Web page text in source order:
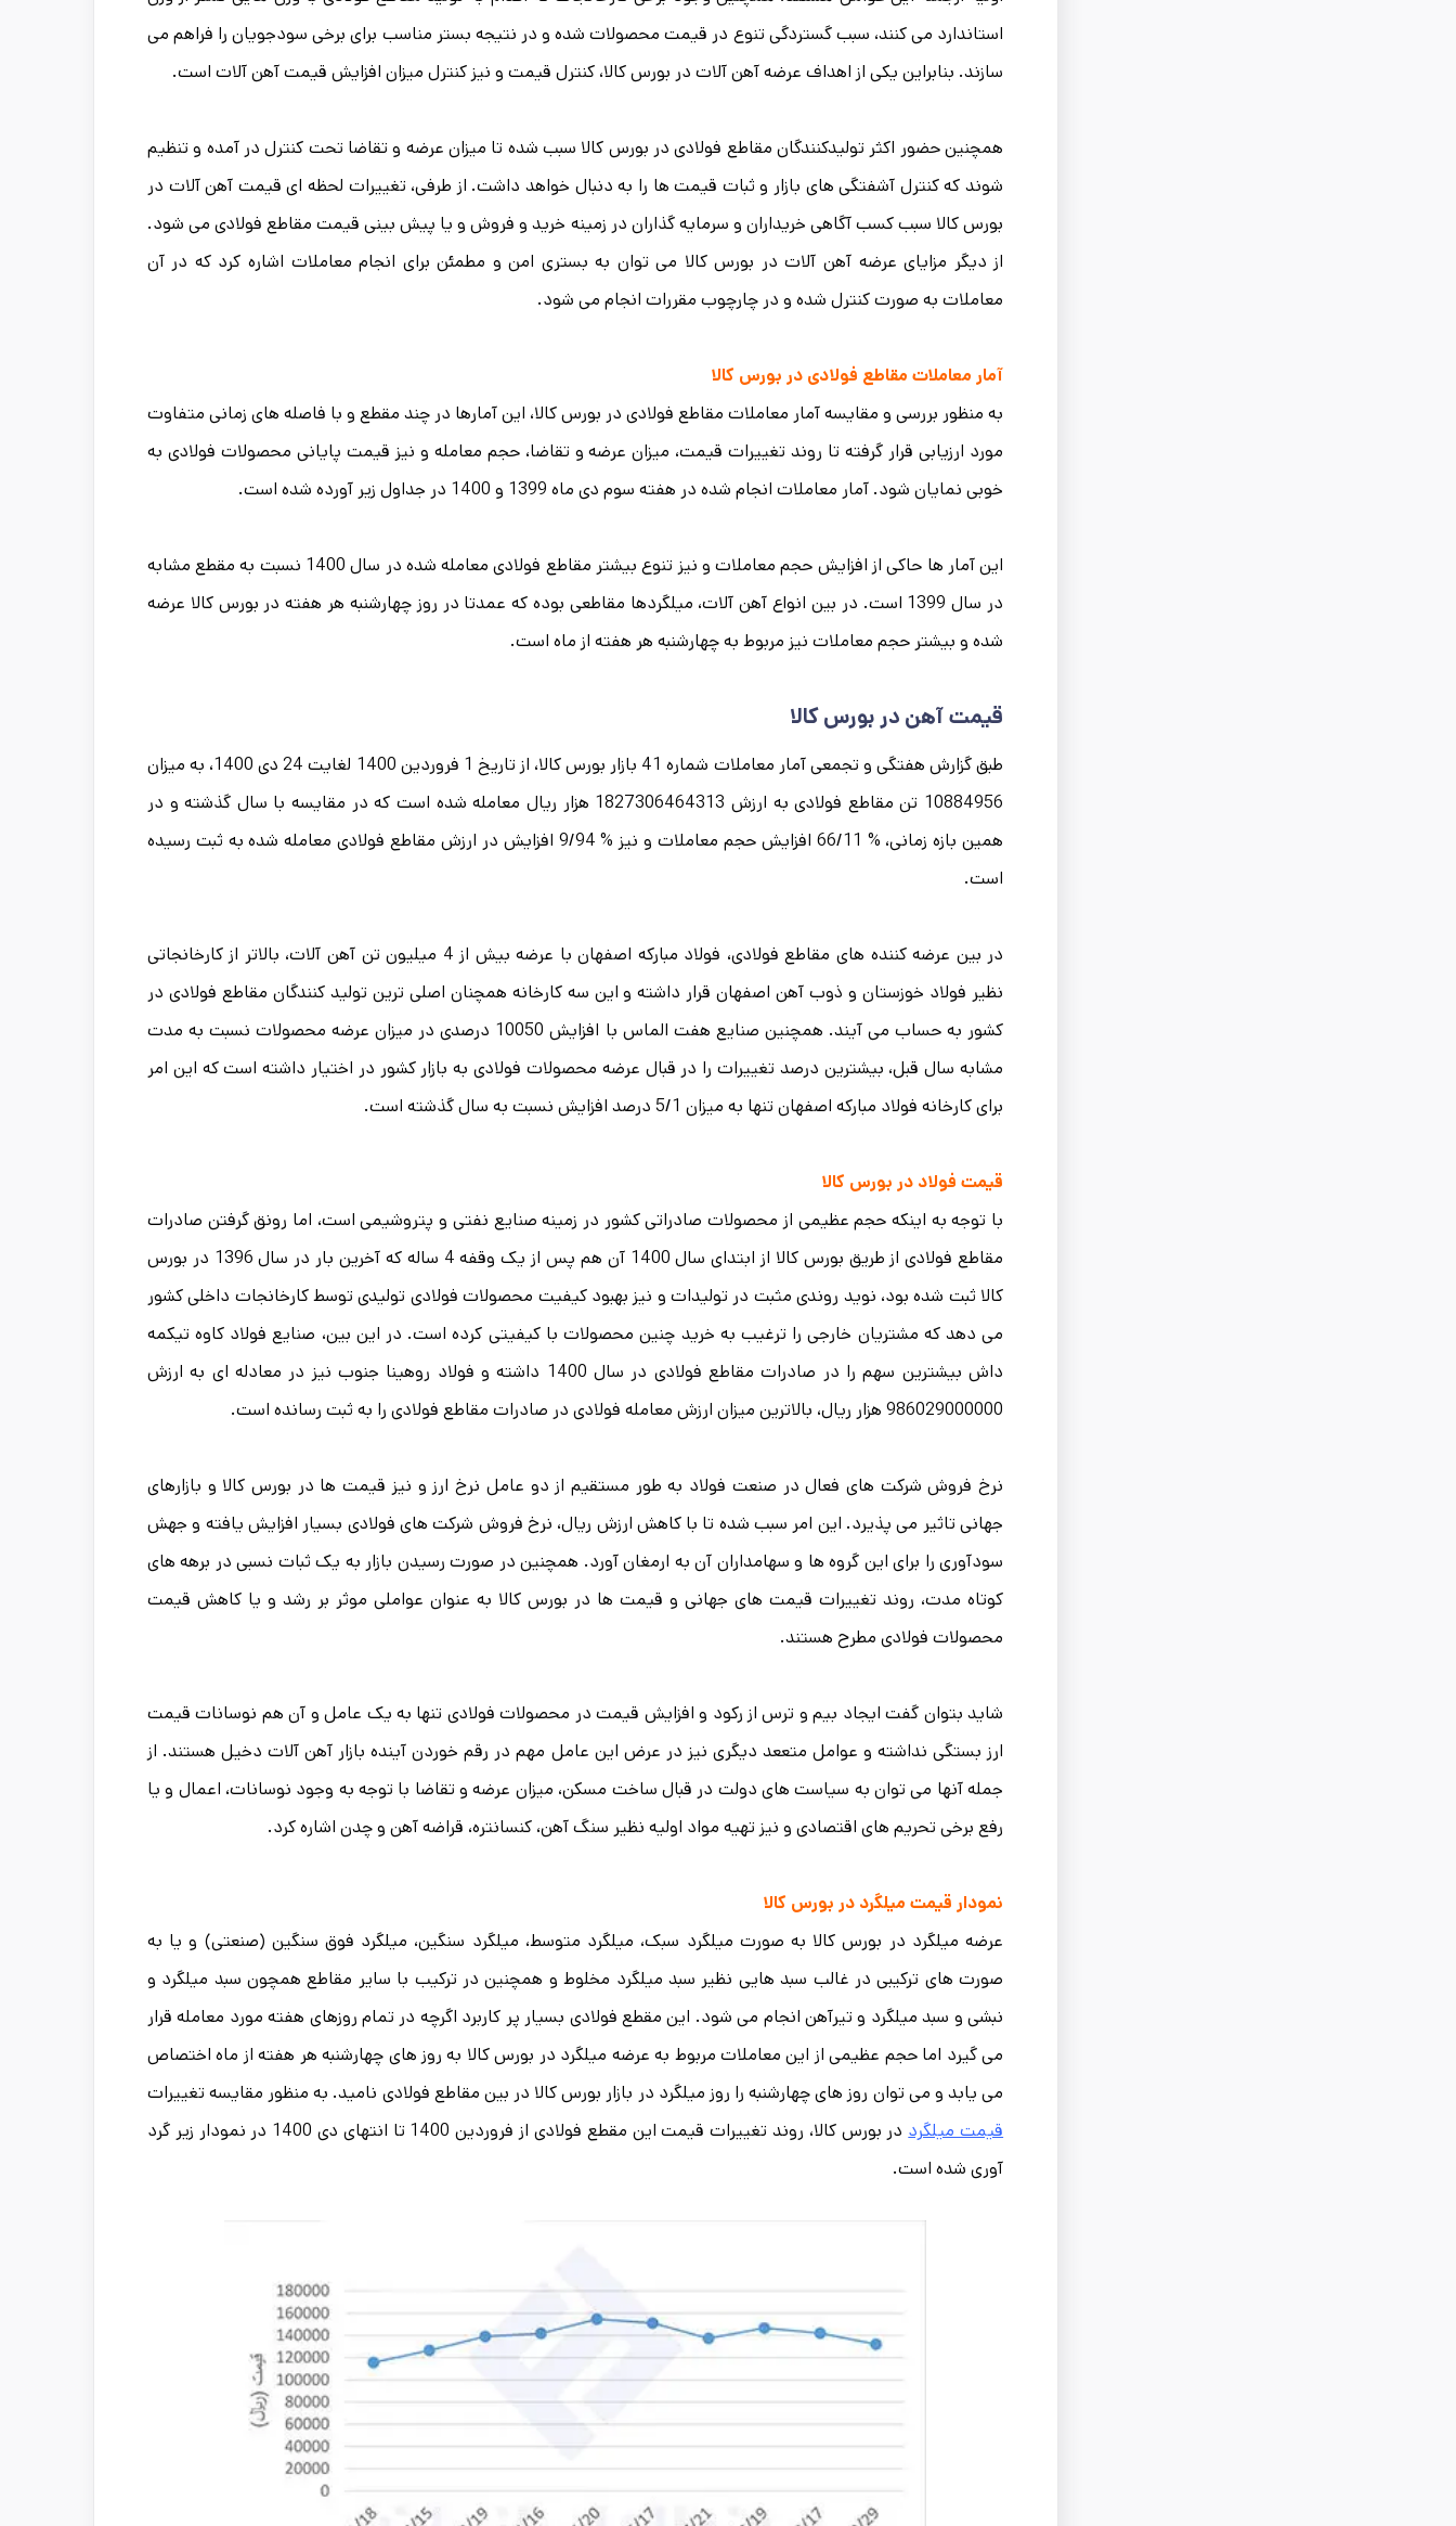
استاندارد می کنند، سبب گستردگی تنوع در قیمت محصولات شده و در نتیجه بستر مناسب برای برخی سودجویان را فراهم می
سازند. بنابراین یکی از اهداف عرضه آهن آلات در بورس کالا، کنترل قیمت و نیز کنترل میزان افزایش قیمت آهن آلات است.
همچنین حضور اکثر تولیدکنندگان مقاطع فولادی در بورس کالا سبب شده تا میزان عرضه و تقاضا تحت کنترل در آمده و تنظیم
شوند که کنترل آشفتگی های بازار و ثبات قیمت ها را به دنبال خواهد داشت. از طرفی، تغییرات لحظه ای قیمت آهن آلات در
بورس کالا سبب کسب آگاهی خریداران و سرمایه گذاران در زمینه خرید و فروش و یا پیش بینی قیمت مقاطع فولادی می شود.
از دیگر مزایای عرضه آهن آلات در بورس کالا می توان به بستری امن و مطمئن برای انجام معاملات اشاره کرد که در آن
معاملات به صورت کنترل شده و در چارچوب مقررات انجام می شود.
آمار معاملات مقاطع فولادی در بورس کالا
به منظور بررسی و مقایسه آمار معاملات مقاطع فولادی در بورس کالا، این آمارها در چند مقطع و با فاصله های زمانی متفاوت
مورد ارزیابی قرار گرفته تا روند تغییرات قیمت، میزان عرضه و تقاضا، حجم معامله و نیز قیمت پایانی محصولات فولادی به
خوبی نمایان شود. آمار معاملات انجام شده در هفته سوم دی ماه 1399 و 1400 در جداول زیر آورده شده است.
این آمار ها حاکی از افزایش حجم معاملات و نیز تنوع بیشتر مقاطع فولادی معامله شده در سال 1400 نسبت به مقطع مشابه
در سال 1399 است. در بین انواع آهن آلات، میلگردها مقاطعی بوده که عمدتا در روز چهارشنبه هر هفته در بورس کالا عرضه
شده و بیشتر حجم معاملات نیز مربوط به چهارشنبه هر هفته از ماه است.
قیمت آهن در بورس کالا
طبق گزارش هفتگی و تجمعی آمار معاملات شماره 41 بازار بورس کالا، از تاریخ 1 فروردین 1400 لغایت 24 دی 1400، به میزان
10884956 تن مقاطع فولادی به ارزش 1827306464313 هزار ریال معامله شده است که در مقایسه با سال گذشته و در
همین بازه زمانی، % 66/11 افزایش حجم معاملات و نیز % 9/94 افزایش در ارزش مقاطع فولادی معامله شده به ثبت رسیده
است.
در بین عرضه کننده های مقاطع فولادی، فولاد مبارکه اصفهان با عرضه بیش از 4 میلیون تن آهن آلات، بالاتر از کارخانجاتی
نظیر فولاد خوزستان و ذوب آهن اصفهان قرار داشته و این سه کارخانه همچنان اصلی ترین تولید کنندگان مقاطع فولادی در
کشور به حساب می آیند. همچنین صنایع هفت الماس با افزایش 10050 درصدی در میزان عرضه محصولات نسبت به مدت
مشابه سال قبل، بیشترین درصد تغییرات را در قبال عرضه محصولات فولادی به بازار کشور در اختیار داشته است که این امر
برای کارخانه فولاد مبارکه اصفهان تنها به میزان 5/1 درصد افزایش نسبت به سال گذشته است.
قیمت فولاد در بورس کالا
با توجه به اینکه حجم عظیمی از محصولات صادراتی کشور در زمینه صنایع نفتی و پتروشیمی است، اما رونق گرفتن صادرات
مقاطع فولادی از طریق بورس کالا از ابتدای سال 1400 آن هم پس از یک وقفه 4 ساله که آخرین بار در سال 1396 در بورس
کالا ثبت شده بود، نوید روندی مثبت در تولیدات و نیز بهبود کیفیت محصولات فولادی تولیدی توسط کارخانجات داخلی کشور
می دهد که مشتریان خارجی را ترغیب به خرید چنین محصولات با کیفیتی کرده است. در این بین، صنایع فولاد کاوه تیکمه
داش بیشترین سهم را در صادرات مقاطع فولادی در سال 1400 داشته و فولاد روهینا جنوب نیز در معادله ای به ارزش
986029000000 هزار ریال، بالاترین میزان ارزش معامله فولادی در صادرات مقاطع فولادی را به ثبت رسانده است.
نرخ فروش شرکت های فعال در صنعت فولاد به طور مستقیم از دو عامل نرخ ارز و نیز قیمت ها در بورس کالا و بازارهای
جهانی تاثیر می پذیرد. این امر سبب شده تا با کاهش ارزش ریال، نرخ فروش شرکت های فولادی بسیار افزایش یافته و جهش
سودآوری را برای این گروه ها و سهامداران آن به ارمغان آورد. همچنین در صورت رسیدن بازار به یک ثبات نسبی در برهه های
کوتاه مدت، روند تغییرات قیمت های جهانی و قیمت ها در بورس کالا به عنوان عواملی موثر بر رشد و یا کاهش قیمت
محصولات فولادی مطرح هستند.
شاید بتوان گفت ایجاد بیم و ترس از رکود و افزایش قیمت در محصولات فولادی تنها به یک عامل و آن هم نوسانات قیمت
ارز بستگی نداشته و عوامل متععد دیگری نیز در عرض این عامل مهم در رقم خوردن آینده بازار آهن آلات دخیل هستند. از
جمله آنها می توان به سیاست های دولت در قبال ساخت مسکن، میزان عرضه و تقاضا با توجه به وجود نوسانات، اعمال و یا
رفع برخی تحریم های اقتصادی و نیز تهیه مواد اولیه نظیر سنگ آهن، کنسانتره، قراضه آهن و چدن اشاره کرد.
نمودار قیمت میلگرد در بورس کالا
عرضه میلگرد در بورس کالا به صورت میلگرد سبک، میلگرد متوسط، میلگرد سنگین، میلگرد فوق سنگین (صنعتی) و یا به
صورت های ترکیبی در غالب سبد هایی نظیر سبد میلگرد مخلوط و همچنین در ترکیب با سایر مقاطع همچون سبد میلگرد و
نبشی و سبد میلگرد و تیرآهن انجام می شود. این مقطع فولادی بسیار پر کاربرد اگرچه در تمام روزهای هفته مورد معامله قرار
می گیرد اما حجم عظیمی از این معاملات مربوط به عرضه میلگرد در بورس کالا به روز های چهارشنبه هر هفته از ماه اختصاص
می یابد و می توان روز های چهارشنبه را روز میلگرد در بازار بورس کالا در بین مقاطع فولادی نامید. به منظور مقایسه تغییرات
قیمت میلگرد
در بورس کالا، روند تغییرات قیمت این مقطع فولادی از فروردین 1400 تا انتهای دی 1400 در نمودار زیر گرد
آوری شده است.